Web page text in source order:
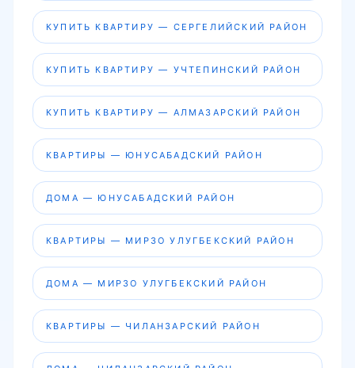
КУПИТЬ КВАРТИРУ — СЕРГЕЛИЙСКИЙ РАЙОН
КУПИТЬ КВАРТИРУ — УЧТЕПИНСКИЙ РАЙОН
КУПИТЬ КВАРТИРУ — АЛМАЗАРСКИЙ РАЙОН
КВАРТИРЫ — ЮНУСАБАДСКИЙ РАЙОН
ДОМА — ЮНУСАБАДСКИЙ РАЙОН
КВАРТИРЫ — МИРЗО УЛУГБЕКСКИЙ РАЙОН
ДОМА — МИРЗО УЛУГБЕКСКИЙ РАЙОН
КВАРТИРЫ — ЧИЛАНЗАРСКИЙ РАЙОН